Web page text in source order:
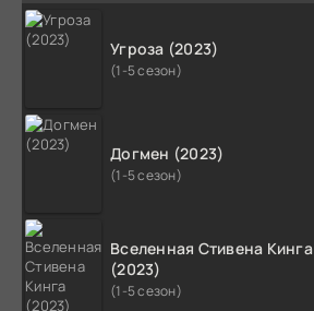
Угроза (2023)
(1-5 сезон)
Догмен (2023)
(1-5 сезон)
Вселенная Стивена Кинга
(2023)
(1-5 сезон)